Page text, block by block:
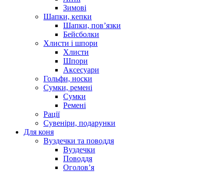
Зимові
Шапки, кепки
Шапки, пов’язки
Бейсболки
Хлисти і шпори
Хлисти
Шпори
Аксесуари
Гольфи, носки
Сумки, ремені
Сумки
Ремені
Рації
Сувеніри, подарунки
Для коня
Вуздечки та поводдя
Вуздечки
Поводдя
Оголов’я